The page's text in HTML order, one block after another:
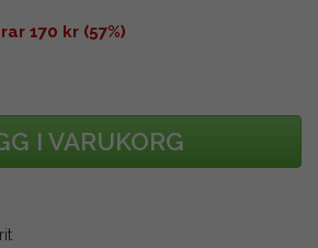
170 kr (57%)
I VARUKORG